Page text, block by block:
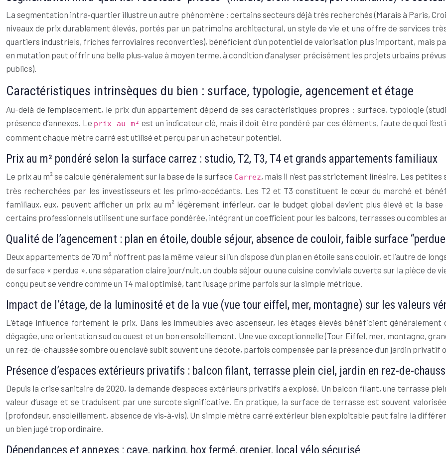
La segmentation intra‑quartier illustre un autre phénomène : certains secteurs déjà très recherchés (Marais à Paris,
niveaux de prix durablement élevés, portés par un patrimoine architectural, un style de vie et une offre de services
quartiers industriels, friches ferroviaires reconverties), bénéficient d’un potentiel de valorisation plus important, mais
en mutation peut offrir une belle plus‑value à moyen terme, à condition d’analyser précisément les projets urbains
publics).
Caractéristiques intrinsèques du bien : surface, typologie, agencement et étage
Au-delà de l’emplacement, le prix d’un appartement dépend de ses caractéristiques propres : surface, typologie
présence d’annexes. Le prix au m² est un indicateur clé, mais il doit être pondéré par ces éléments, faute de quoi
comment chaque mètre carré est utilisé et perçu par un acheteur potentiel.
Prix au m² pondéré selon la surface carrez : studio, T2, T3, T4 et grands appartements familiaux
Le prix au m² se calcule généralement sur la base de la surface Carrez, mais il n’est pas strictement linéaire. Les petites
très recherchées par les investisseurs et les primo‑accédants. Les T2 et T3 constituent le cœur du marché et
familiaux, eux, peuvent afficher un prix au m² légèrement inférieur, car le budget global devient plus élevé et la
certains professionnels utilisent une surface pondérée, intégrant un coefficient pour les balcons, terrasses ou combles
Qualité de l’agencement : plan en étoile, double séjour, absence de couloir, faible surface
Deux appartements de 70 m² n’offrent pas la même valeur si l’un dispose d’un plan en étoile sans couloir, et l’autre de
de surface « perdue », une séparation claire jour/nuit, un double séjour ou une cuisine conviviale ouverte sur la pièce de
conçu peut se vendre comme un T4 mal optimisé, tant l’usage prime parfois sur la simple métrique.
Impact de l’étage, de la luminosité et de la vue (vue tour eiffel, mer, montagne) sur les valeurs
L’étage influence fortement le prix. Dans les immeubles avec ascenseur, les étages élevés bénéficient généralement
dégagée, une orientation sud ou ouest et un bon ensoleillement. Une vue exceptionnelle (Tour Eiffel, mer, montagne,
un rez-de-chaussée sombre ou enclavé subit souvent une décote, parfois compensée par la présence d’un jardin privatif
Présence d’espaces extérieurs privatifs : balcon filant, terrasse plein ciel, jardin en rez-de-
Depuis la crise sanitaire de 2020, la demande d’espaces extérieurs privatifs a explosé. Un balcon filant, une terrasse
valeur d’usage et se traduisent par une surcote significative. En pratique, la surface de terrasse est souvent
(profondeur, ensoleillement, absence de vis‑à‑vis). Un simple mètre carré extérieur bien exploitable peut faire la
un bien jugé trop ordinaire.
Dépendances et annexes : cave, parking, box fermé, grenier, local vélo sécurisé